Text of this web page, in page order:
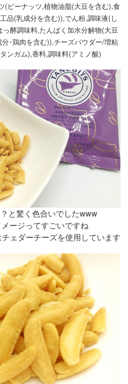
(ピーナッツ,植物油脂(大豆を含む),食
品(乳成分を含む)),でん粉,調味液(し
っ酵調味料,たんぱく加水分解物(大豆
･鶏肉を含む)),チーズパウダー/増粘
ンガム),香料,調味料(アミノ酸)
と驚く色合いでしたwww
ージってすごいですね
ェダーチーズを使用しています